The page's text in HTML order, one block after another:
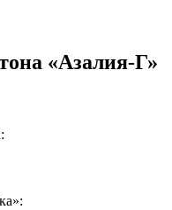
«Азалия-Г»